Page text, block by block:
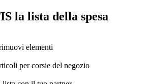
la lista della spesa
elementi
per corsie del negozio